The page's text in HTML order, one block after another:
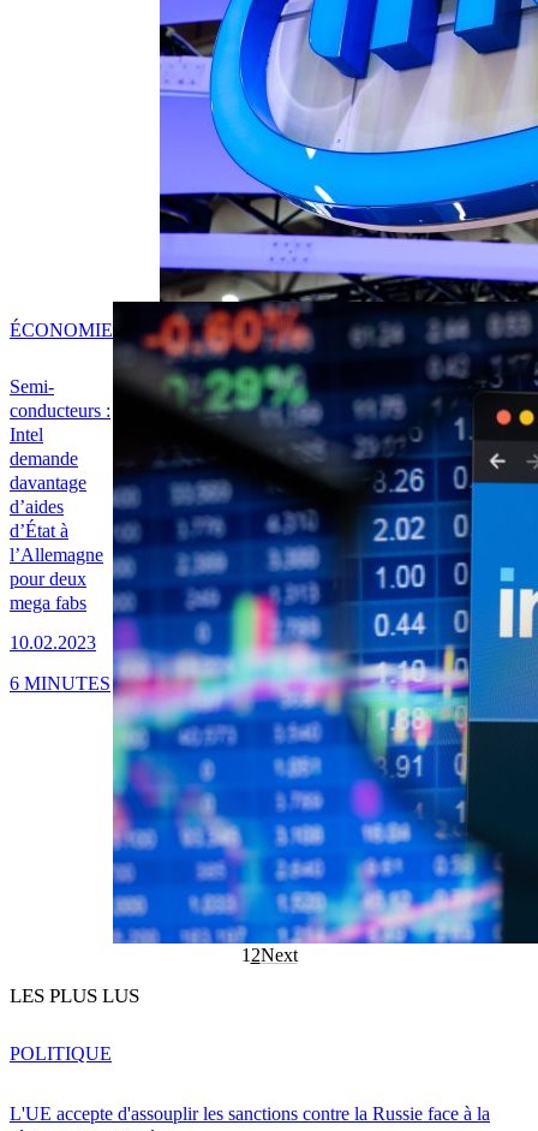
Semi-
conducteurs :
Intel
demande
davantage
d’aides
d’État à
l’Allemagne
pour deux
mega fabs
10.02.2023
ÉCONOMIE
6 MINUTES
1 2Next
LES PLUS LUS
L'UE accepte d'assouplir les sanctions contre la Russie face à la
POLITIQUE